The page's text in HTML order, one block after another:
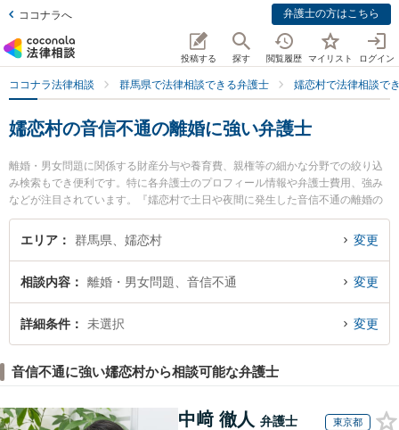
ココナラへ 弁護士の方はこちら
投稿する 探す 閲覧履歴 マイリスト ログイン
ココナラ法律相談 群馬県で法律相談できる弁護士 嬬恋村で法律相談で
嬬恋村の音信不通の離婚に強い弁護士
離婚・男女問題に関係する財産分与や養育費、親権等の細かな分野での絞り込
み検索もでき便利です。特に各弁護士のプロフィール情報や弁護士費用、強み
などが注目されています。『嬬恋村で土日や夜間に発生した音信不通の離婚の
トラブルを今すぐに弁護士に相談したい』『音信不通の離婚のトラブル解決の
実績豊富な近くの弁護士を検索したい』『初回相談無料で音信不通の離婚を法
エリア 群馬県、嬬恋村 変更
相談内容 離婚・男女問題、音信不通 変更
詳細条件 未選択 変更
音信不通に強い嬬恋村から相談可能な弁護士
中﨑 徹人 弁護士 東京都